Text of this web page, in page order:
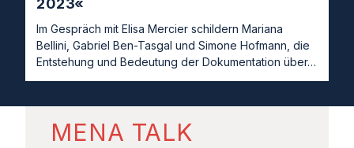
2023«
Im Gespräch mit Elisa Mercier schildern Mariana
Bellini, Gabriel Ben-Tasgal und Simone Hofmann, die
Entstehung und Bedeutung der Dokumentation über…
MENA TALK